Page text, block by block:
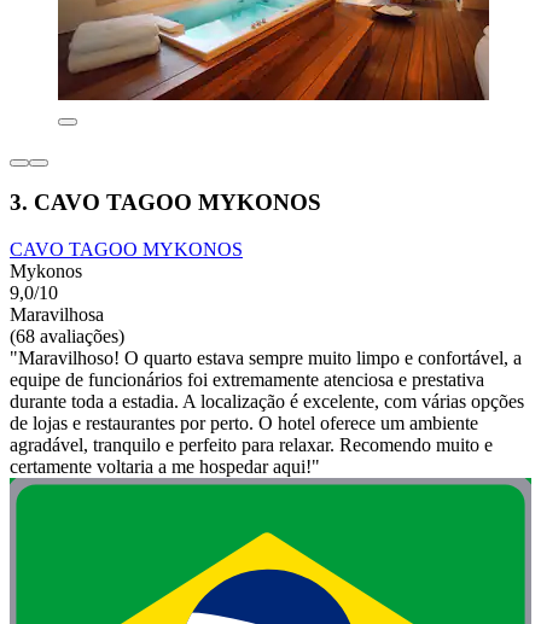
3. CAVO TAGOO MYKONOS
CAVO TAGOO MYKONOS
Mykonos
9,0/10
Maravilhosa
(68 avaliações)
"Maravilhoso! O quarto estava sempre muito limpo e confortável, a
equipe de funcionários foi extremamente atenciosa e prestativa
durante toda a estadia. A localização é excelente, com várias opções
de lojas e restaurantes por perto. O hotel oferece um ambiente
agradável, tranquilo e perfeito para relaxar. Recomendo muito e
certamente voltaria a me hospedar aqui!"